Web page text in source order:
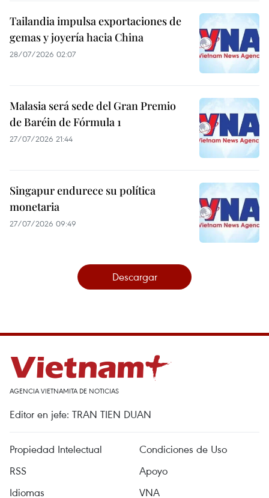
Tailandia impulsa exportaciones de
gemas y joyería hacia China
28/07/2026 02:07
Malasia será sede del Gran Premio
de Baréin de Fórmula 1
27/07/2026 21:44
Singapur endurece su política
monetaria
27/07/2026 09:49
Descargar
AGENCIA VIETNAMITA DE NOTICIAS
Editor en jefe: TRAN TIEN DUAN
Propiedad Intelectual
Condiciones de Uso
RSS
Apoyo
Idiomas
VNA